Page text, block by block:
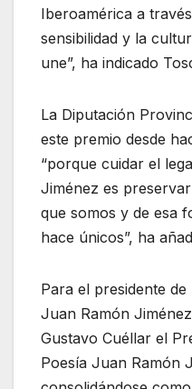
Iberoamérica a
sensibilidad y la
une”, ha indicado
La Diputación
este premio desde
“porque cuidar el
Jiménez es
que somos y de esa
hace únicos”, ha
Para el presidente
Juan Ramón
Gustavo Cuéllar el
Poesía Juan Ramón